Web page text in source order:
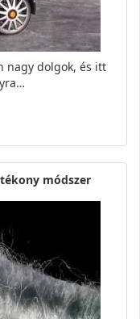
nagy dolgok, és itt
módszer